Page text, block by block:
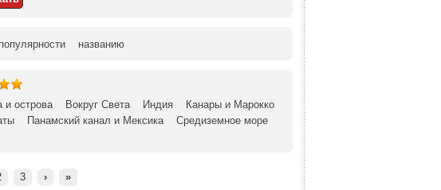
популярности названию
и острова Вокруг Света Индия
Канары и Марокко
Панамский канал и Мексика
Средиземное море
3 › »